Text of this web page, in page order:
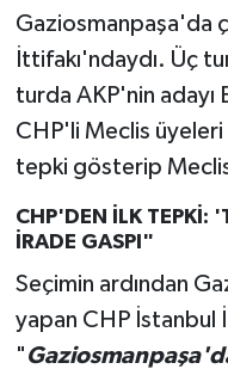
Gaziosmanpaşa'da
İttifakı'ndaydı. Üç
turda AKP'nin adayı
CHP'li Meclis üyeleri
tepki gösterip
CHP'DEN İLK TEPKİ:
İRADE GASPI"
Seçimin ardından
yapan CHP İstanbul
"